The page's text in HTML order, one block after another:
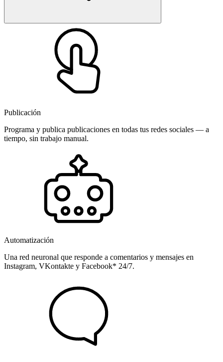
Publicación
Programa y publica publicaciones en todas tus redes sociales — a
tiempo, sin trabajo manual.
Automatización
Una red neuronal que responde a comentarios y mensajes en
Instagram, VKontakte y Facebook* 24/7.